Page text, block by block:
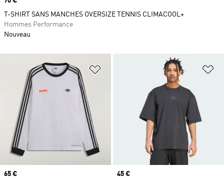
Ajouter à la Liste de produits
Prix
65 €
Prix
45 €
T-SHIRT SANS MANCHES OVERSIZE TENNIS CLIMACOOL+
Hommes Performance
Nouveau